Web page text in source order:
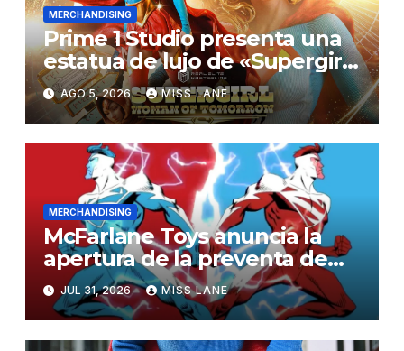
MERCHANDISING
Prime 1 Studio presenta una
estatua de lujo de «Supergirl:
La Mujer del Mañana»
AGO 5, 2026 MISS LANE
MERCHANDISING
McFarlane Toys anuncia la
apertura de la preventa de
las figuras de acción
«Superman Rojo» y
«Superman Azul»
JUL 31, 2026 MISS LANE